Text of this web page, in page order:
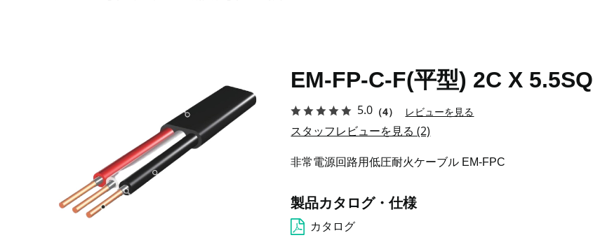
EM-FP-C-F(平型) 2C X 5.5SQ
5.0 （4） レビューを見る
スタッフレビューを見る (2)
非常電源回路用低圧耐火ケーブル EM-FPC
製品カタログ・仕様
カタログ